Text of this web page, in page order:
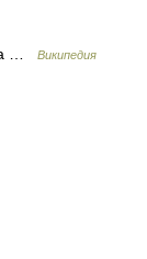
… Википедия